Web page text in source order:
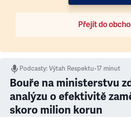
Přejít do
Podcasty:Výtah Respektu•17 minut
Bouře na ministerstvu
analýzu o efektivitě
skoro milion korun